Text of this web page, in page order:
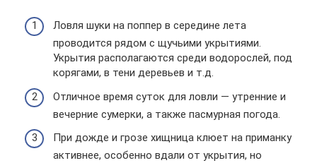
Ловля шуки на поппер в середине лета
проводится рядом с щучьими укрытиями.
Укрытия располагаются среди водорослей, под
корягами, в тени деревьев и т.д.
Отличное время суток для ловли — утренние и
вечерние сумерки, а также пасмурная погода.
При дожде и грозе хищница клюет на приманку
активнее, особенно вдали от укрытия, но